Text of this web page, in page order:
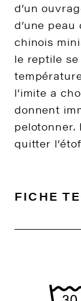
d’un
d’une
chinois
le reptile
l’imite a
donnent
pelotonner.
quitter
FICHE